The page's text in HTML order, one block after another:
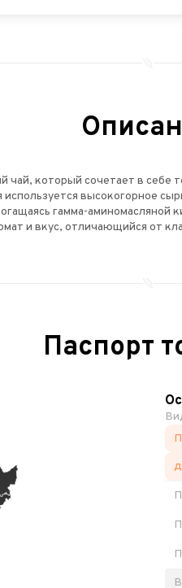
чай, который сочетает в
используется высокогорное
гамма-аминомасляной
и вкус, отличающийся от
Паспорт